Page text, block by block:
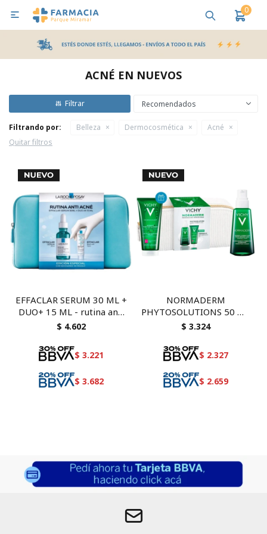
0

ACNÉ EN NUEVOS
Recomendados
Filtrando por: Belleza Dermocosmética
Acné
Quitar filtros
EFFACLAR SERUM 30 ML +
DUO+ 15 ML - rutina anti
acné con necessaire de
$ 4.602
$ 3.221
$ 3.682
NORMADERM
PHYTOSOLUTIONS 50 ML
+ NORMADERM
LIMPIADOR 50 ML
$ 3.324
$ 2.327
$ 2.659
MI CUENTA
Bebes y Maternidad Salud
Pañales y Toallitas
Lactancia y Nutrición
Higiene y Bienestar